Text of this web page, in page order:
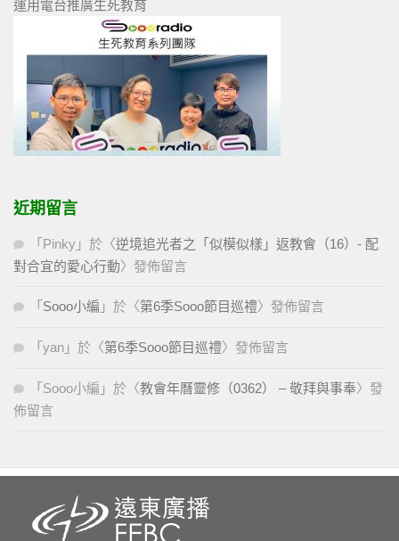
運用電台推廣生死教育
近期留言
「 Pinky 」於〈逆境追光者之「似模似樣」返教會（16）- 配
對合宜的愛心行動〉發佈留言
「 Sooo小編 」於〈第6季Sooo節目巡禮〉發佈留言
「 yan 」於〈第6季Sooo節目巡禮〉發佈留言
「 Sooo小編 」於〈教會年曆靈修（0362） – 敬拜與事奉〉發
佈留言